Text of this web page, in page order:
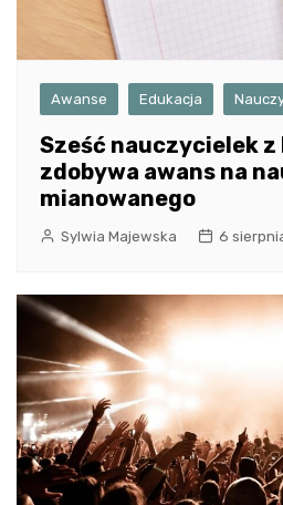
Awanse Edukacja
Sześć nauczycielek z
zdobywa awans na
mianowanego
Sylwia Majewska 6